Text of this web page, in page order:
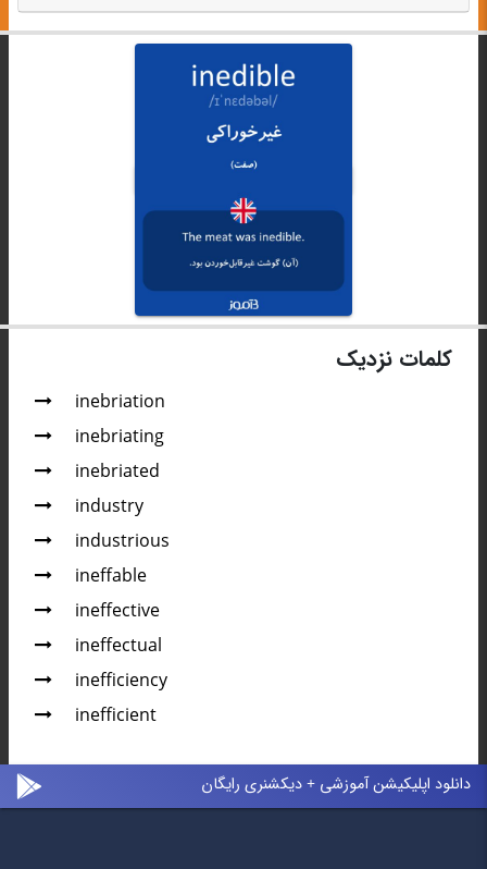
کلمات نزدیک
inebriation
inebriating
inebriated
industry
industrious
ineffable
ineffective
ineffectual
inefficiency
inefficient
دانلود اپلیکیشن آموزشی + دیکشنری رایگان